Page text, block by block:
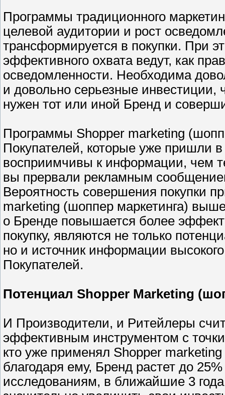
Программы традиционного
целевой аудитории и рост
трансформируется в покупки. При
эффективного охвата ведут, как
осведомленности. Необходима
и довольно серьезные инвестиции,
нужен тот или иной Бренд и
Программы Shopper marketing
Покупателей, которые уже пришли
восприимчивы к информации, чем
вы прервали рекламным
Вероятность совершения покупки
marketing (шоппер маркетинга)
о Бренде повышается более
покупку, являются не только
но и источник информации
Покупателей.
Потенциал Shopper Marketing
И Производители, и Ритейлеры
эффективным инструментом с
кто уже применял Shopper
благодаря ему, Бренд растет до
исследованиям, в ближайшие 3